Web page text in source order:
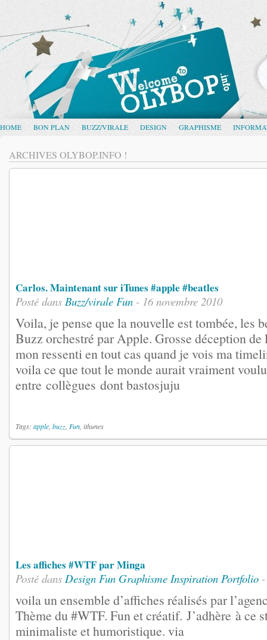
HOME BON PLAN BUZZ/VIRALE DESIGN GRAPHISME
ARCHIVES OLYBOP.INFO !
Carlos. Maintenant sur iTunes #apple #beatles
Posté dans Buzz/virale Fun - 16 novembre 2010
Voila, je pense que la nouvelle est tombée, les
Buzz orchestré par Apple. Grosse déception de
mon ressenti en tout cas quand je vois ma
voila ce que tout le monde aurait vraiment
entre collègues dont bastosjuju
Tags: apple buzz Fun , ithunes
Les affiches #WTF par Minga
Posté dans Design Fun Graphisme Inspiration Portfolio
voila un ensemble d’affiches réalisés par
Thème du #WTF. Fun et créatif. J’adhère à ce
minimaliste et humoristique. via